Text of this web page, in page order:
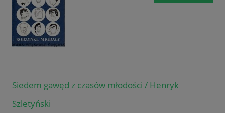
Siedem gawęd z czasów młodości / Henryk
Szletyński